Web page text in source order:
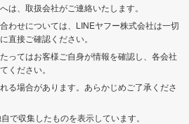
は、取扱会社がご連絡いたします。
わせについては、LINEヤフー株式会社は一切
直接ご確認ください。
ってはお客様ご自身が情報を確認し、各会社
ください。
る場合があります。あらかじめご了承くださ
で収集したものを表示しています。